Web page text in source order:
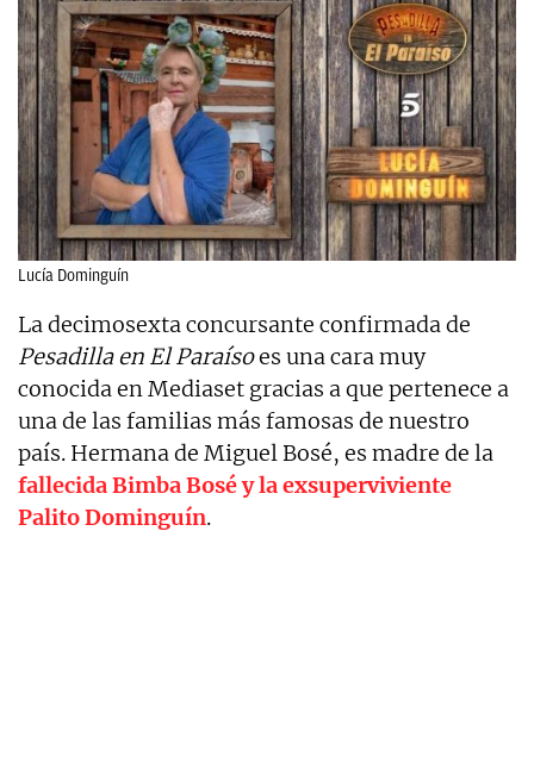
Lucía Dominguín
La decimosexta concursante confirmada de
Pesadilla en El Paraísoes una cara muy
conocida en Mediaset gracias a que pertenece a
una de las familias más famosas de nuestro
país. Hermana de Miguel Bosé, es madre de la
fallecida Bimba Bosé y la exsuperviviente
Palito Dominguín.